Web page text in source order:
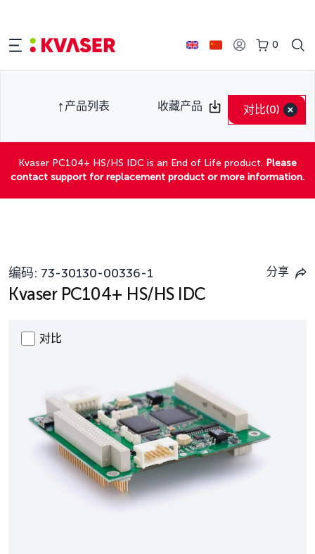
0
产品列表 收藏产品 对比(0)
Kvaser PC104+ HS/HS IDC is an End of Life product. Please
contact support for replacement product or more information.
编码: 73-30130-00336-1 分享
Kvaser PC104+ HS/HS IDC
对比